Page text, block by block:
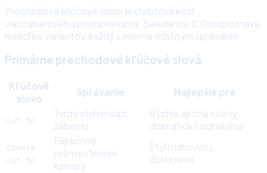
Prechodové kľúčové slovo je chrbtová kosť
viaczáberového promptovania. Seedance 2.0 rozpoznáva
niekoľko variantov, každý s mierne odlišným správaním.
Primárne prechodové kľúčové slová
Kľúčové
slovo
Správanie Najlepšie pre
Cut to
Tvrdý strih medzi
zábermi
Rýchle akčné scény,
dramatické odhalenia
Camera
cut to
Explicitné
premiestnenie
kamery
Štýl rozhovoru,
dokument